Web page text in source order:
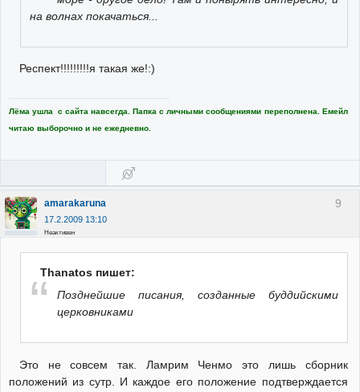
на волнах покачаться...
Респект!!!!!!!!!я такая же!:)
Лёма ушла с сайта навсегда. Папка с личными сообщениями переполнена. Емейл
читаю выборочно и не ежедневно.
9
amarakaruna
17.2.2009 13:10
Неактивен
Thanatos пишет:
Позднейшие писания, созданные буддийскими
церковниками
Это не совсем так. Ламрим Ченмо это лишь сборник
положений из сутр. И каждое его положение подтверждается